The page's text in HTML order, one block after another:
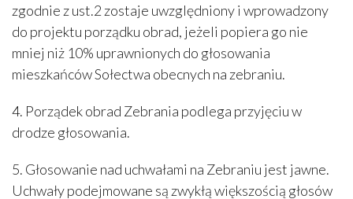
zgodnie z ust.2 zostaje uwzględniony i wprowadzony
do projektu porządku obrad, jeżeli popiera go nie
mniej niż 10% uprawnionych do głosowania
mieszkańców Sołectwa obecnych na zebraniu.
4. Porządek obrad Zebrania podlega przyjęciu w
drodze głosowania.
5. Głosowanie nad uchwałami na Zebraniu jest jawne.
Uchwały podejmowane są zwykłą większością głosów